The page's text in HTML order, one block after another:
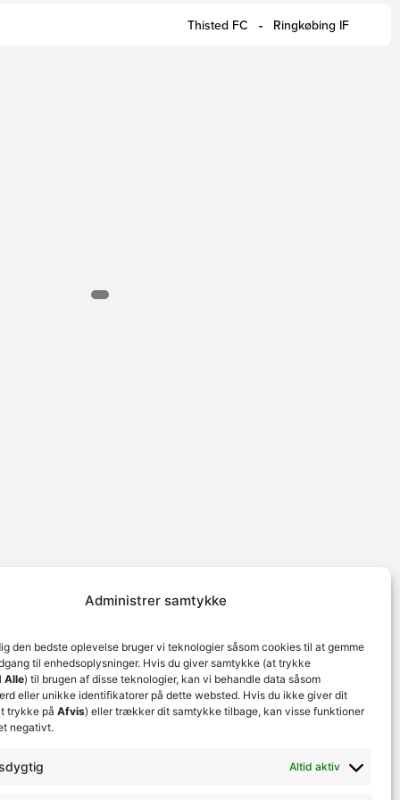
Administrer samtykke
den bedste oplevelse bruger vi teknologier såsom cookies til at gemme
til enhedsoplysninger. Hvis du giver samtykke (at trykke
Alle) til brugen af disse teknologier, kan vi behandle data såsom
eller unikke identifikatorer på dette websted. Hvis du ikke giver dit
trykke på Afvis) eller trækker dit samtykke tilbage, kan visse funktioner
negativt.
Altid aktiv